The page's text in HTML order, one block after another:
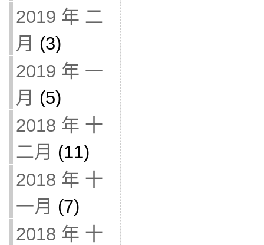
2019 年 二
月 (3)
2019 年 一
月 (5)
2018 年 十
二月 (11)
2018 年 十
一月 (7)
2018 年 十